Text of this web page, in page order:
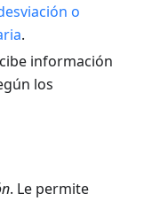
o
.
información
los
. Le permite